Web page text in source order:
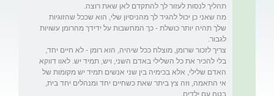
מה שאני כן יכול להגיד לך מהניסיון שלי, הוא שככל שהזוגיות
שלך תהיה יותר כושלת - כך המחשבות על ידידך מהרומן עשויות
צריך לזכור שרומן, מוצלח ככל שיהיה, הוא רומן - לא חיים יחד,
בלי להכיר את כל השלילי באדם השני, ויש, תמיד יש. לאוו דווקא
האדם שלילי, אלא בכימיה בין שני אנשים תמיד יש מקומות של
אי התאמה, וזה צץ ביתר שאת כשחיים יחד ומנהלים יחד בית,